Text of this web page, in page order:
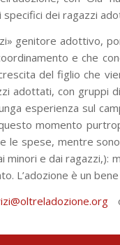
specifici dei ragazzi
genitore adottivo,
e che
del figlio che
adottati, con gruppi
esperienza sul
momento
le spese, mentre
minori e dai
L’adozione è un bene
o